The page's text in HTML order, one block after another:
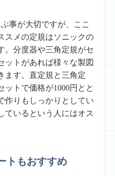
事が大切ですが、ここ
スメの定規はソニックの
。分度器や三角定規がセ
ットがあれば様々な製図
ます。直定規と三角定
ットで価格が1000円とと
作りもしっかりとしてい
ているという人にはオス
トもおすすめ